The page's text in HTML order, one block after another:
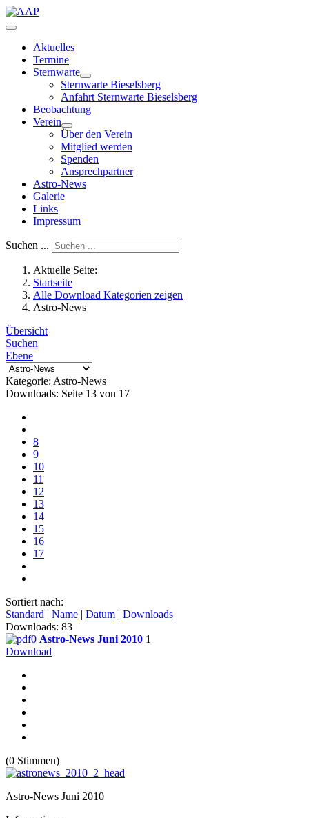
Aktuelles
Termine
Sternwarte
Sternwarte Bieselsberg
Anfahrt Sternwarte Bieselsberg
Beobachtung
Verein
Über den Verein
Mitglied werden
Spenden
Ansprechpartner
Astro-News
Galerie
Links
Impressum
Suchen ...
Aktuelle Seite:
Startseite
Alle Download Kategorien zeigen
Astro-News
Übersicht
Suchen
Ebene
Kategorie: Astro-News
Downloads: Seite 13 von 17
8
9
10
11
12
13
14
15
16
17
Sortiert nach:
Standard | Name | Datum | Downloads
Downloads: 83
Astro-News Juni 2010 1
Download
(0 Stimmen)
Astro-News Juni 2010